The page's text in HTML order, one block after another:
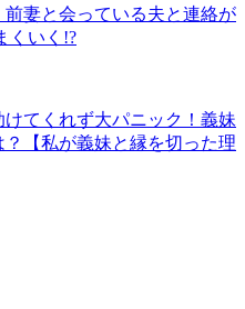
妻と会っている夫と連絡が
くいく!?
てくれず大パニック！義妹
【私が義妹と縁を切った理